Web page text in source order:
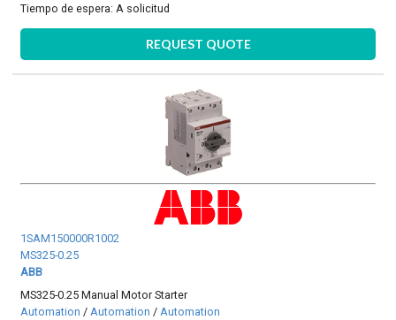
Tiempo de espera:A solicitud
REQUEST QUOTE
1SAM150000R1002
MS325-0.25
ABB
MS325-0.25 Manual Motor Starter
Automation / Automation / Automation